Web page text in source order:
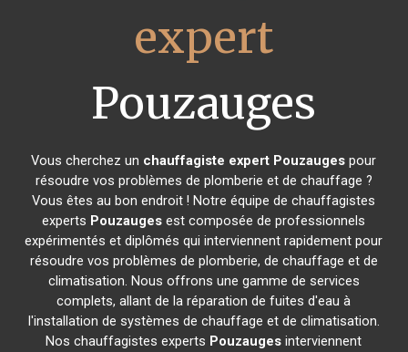
expert
Pouzauges
Vous cherchez un chauffagiste expert Pouzauges pour
résoudre vos problèmes de plomberie et de chauffage ?
Vous êtes au bon endroit ! Notre équipe de chauffagistes
experts Pouzauges est composée de professionnels
expérimentés et diplômés qui interviennent rapidement pour
résoudre vos problèmes de plomberie, de chauffage et de
climatisation. Nous offrons une gamme de services
complets, allant de la réparation de fuites d'eau à
l'installation de systèmes de chauffage et de climatisation.
Nos chauffagistes experts Pouzauges interviennent